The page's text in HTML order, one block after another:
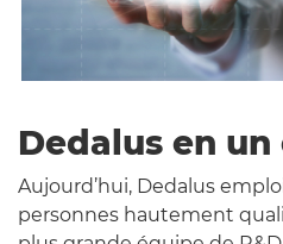
Dedalus en un
Aujourd’hui, Dedalus
personnes hautement